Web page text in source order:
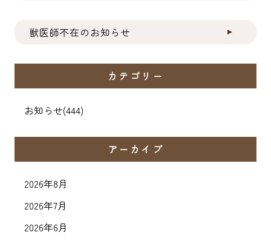
獣医師不在のお知らせ
カテゴリー
お知らせ(444)
アーカイブ
2026年8月
2026年7月
2026年6月